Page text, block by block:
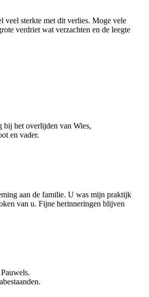
veel sterkte met dit verlies. Moge vele
verdriet wat verzachten en de leegte
bij het overlijden van Wies,
en vader.
aan de familie. U was mijn praktijk
van u. Fijne herinneringen blijven